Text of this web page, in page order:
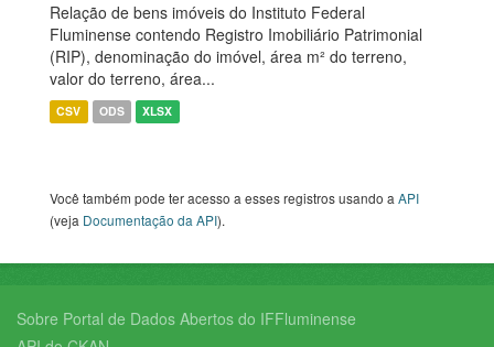
Relação de bens imóveis do Instituto Federal
Fluminense contendo Registro Imobiliário Patrimonial
(RIP), denominação do imóvel, área m² do terreno,
valor do terreno, área...
CSV ODS XLSX
Você também pode ter acesso a esses registros usando aAPI
(veja Documentação da API).
Sobre Portal de Dados Abertos do IFFluminense